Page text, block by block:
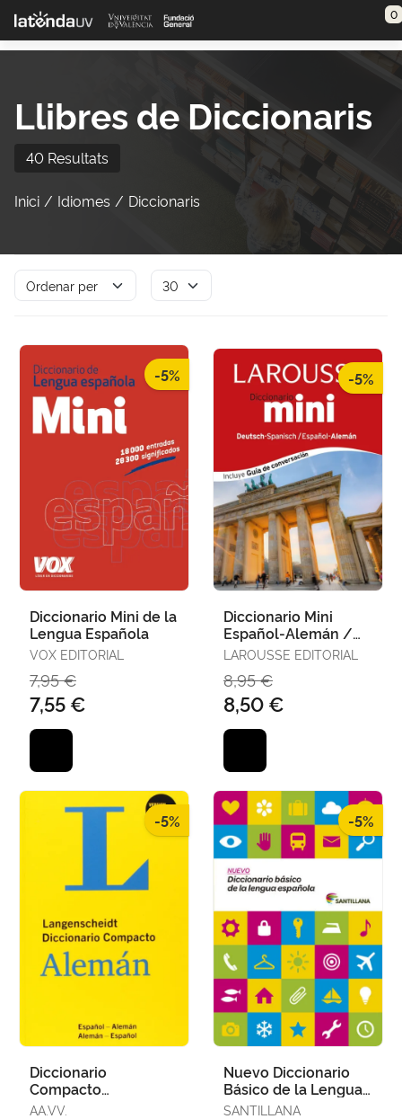
Saltar al contenido principal 0
Llibres de Diccionaris
40 Resultats
Inici Idiomes Diccionaris
-5%
Diccionario Mini de la
Lengua Española
VOX EDITORIAL
7,95 €
7,55 €
-5%
Diccionario Mini
Español-Alemán /
Deutsh-Spanisch
LAROUSSE EDITORIAL
8,95 €
8,50 €
-5%
Diccionario
Compacto
Español/Aleman+Cd
AA.VV.
-5%
Nuevo Diccionario
Básico de la Lengua
Española Santillana
SANTILLANA